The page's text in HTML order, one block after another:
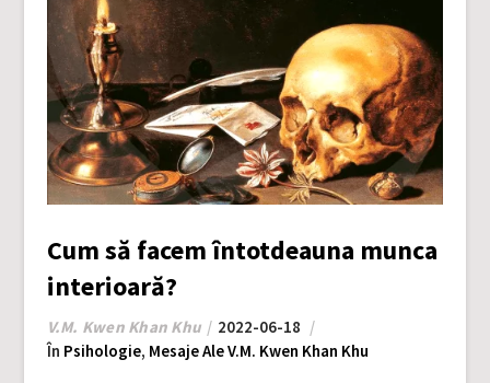
Cum să facem întotdeauna munca
interioară?
V.M. Kwen Khan Khu
2022-06-18
În Psihologie, Mesaje Ale V.M. Kwen Khan Khu